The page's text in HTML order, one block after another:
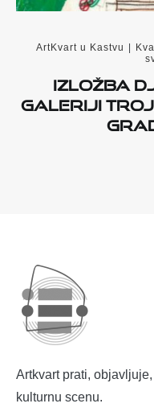
ArtKvart u Kastvu
Izložba
Galeriji
Artkvart prati,
kulturnu scenu.